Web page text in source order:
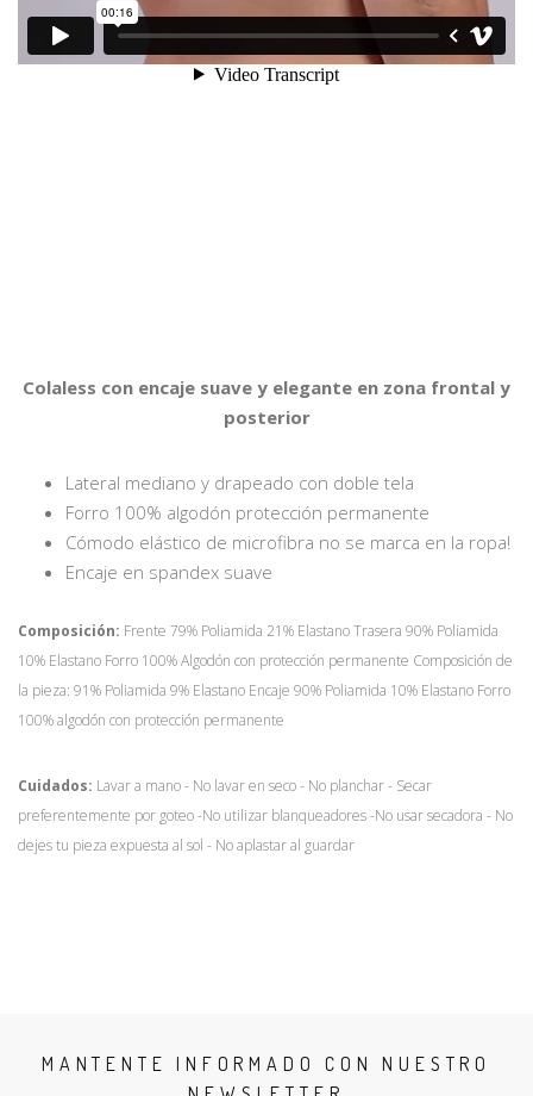
Colaless con encaje suave y elegante en zona frontal y
posterior
Lateral mediano y drapeado con doble tela
Forro 100% algodón protección permanente
Cómodo elástico de microfibra no se marca en la ropa!
Encaje en spandex suave
Composición: Frente 79% Poliamida 21% Elastano Trasera 90% Poliamida
10% Elastano Forro 100% Algodón con protección permanente Composición de
la pieza: 91% Poliamida 9% Elastano Encaje 90% Poliamida 10% Elastano Forro
100% algodón con protección permanente
Cuidados: Lavar a mano - No lavar en seco - No planchar - Secar
preferentemente por goteo -No utilizar blanqueadores -No usar secadora - No
dejes tu pieza expuesta al sol - No aplastar al guardar
MANTENTE INFORMADO CON NUESTRO